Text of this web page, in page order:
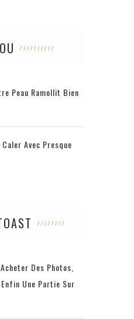
Peau Ramollit Bien
Avec Presque
Des Photos,
Enfin Une Partie Sur